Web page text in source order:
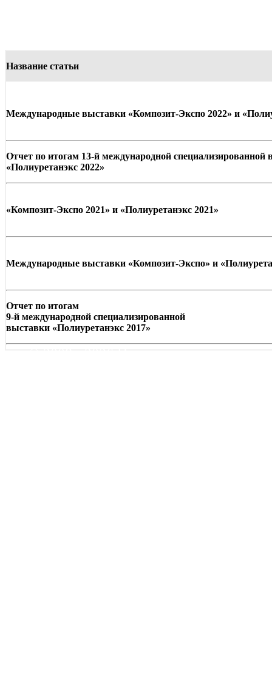
Название статьи
Международные выставки «Композит-Экспо 2022» и
Отчет по итогам 13-й международной специализированной
«Полиуретанэкс 2022»
«Композит-Экспо 2021» и «Полиуретанэкс 2021»
Международные выставки «Композит-Экспо» и
Отчет по итогам
9-й международной специализированной
выставки «Полиуретанэкс 2017»